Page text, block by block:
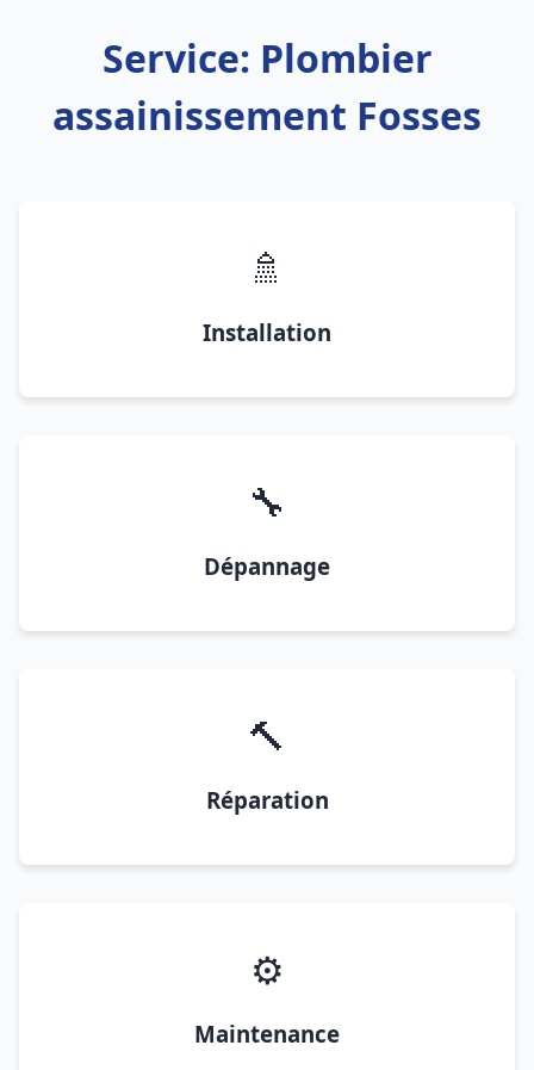
Service: Plombier
assainissement Fosses
🚿
Installation
🔧
Dépannage
🔨
Réparation
⚙️
Maintenance